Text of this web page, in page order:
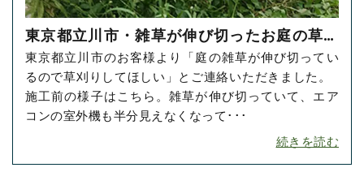
東京都立川市・雑草が伸び切ったお庭の草刈
り・草抜きをご依頼いただきました！
東京都立川市のお客様より「庭の雑草が伸び切ってい
るので草刈りしてほしい」とご連絡いただきました。
施工前の様子はこちら。雑草が伸び切っていて、エア
コンの室外機も半分見えなくなって･･･
続きを読む